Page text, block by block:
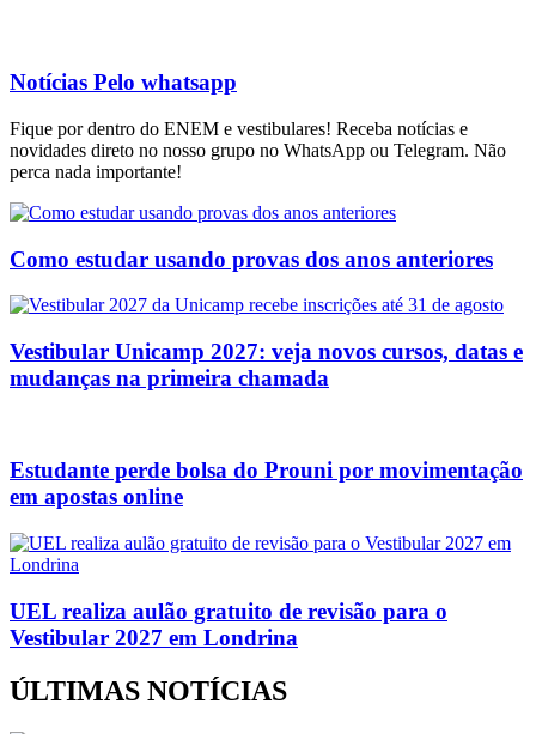
Notícias Pelo whatsapp
Fique por dentro do ENEM e vestibulares! Receba notícias e
novidades direto no nosso grupo no WhatsApp ou Telegram. Não
perca nada importante!
Como estudar usando provas dos anos anteriores
Vestibular Unicamp 2027: veja novos cursos, datas e
mudanças na primeira chamada
Estudante perde bolsa do Prouni por movimentação
em apostas online
UEL realiza aulão gratuito de revisão para o
Vestibular 2027 em Londrina
ÚLTIMAS NOTÍCIAS